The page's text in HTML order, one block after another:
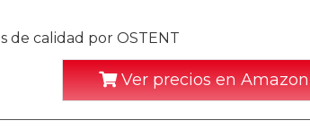
de calidad por OSTENT
Ver precios en Amazon